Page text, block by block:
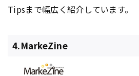
Tipsまで幅広く紹介しています。
4.MarkeZine